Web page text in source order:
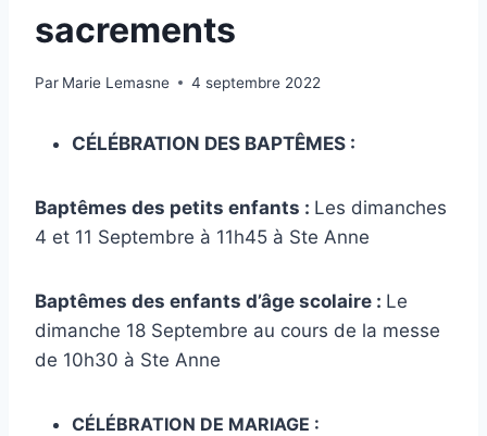
sacrements
Par Marie Lemasne 4 septembre 2022
CÉLÉBRATION DES BAPTÊMES :
Baptêmes des petits enfants : Les dimanches
4 et 11 Septembre à 11h45 à Ste Anne
Baptêmes des enfants d’âge scolaire : Le
dimanche 18 Septembre au cours de la messe
de 10h30 à Ste Anne
CÉLÉBRATION DE MARIAGE :